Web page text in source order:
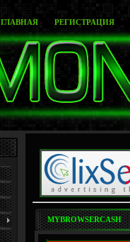
ГЛАВНАЯ РЕГИСТРАЦИЯ
MYBROWSERCASH